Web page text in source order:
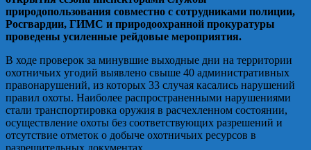
природопользования совместно с сотрудниками полиции,
Росгвардии, ГИМС и природоохранной прокуратуры
проведены усиленные рейдовые мероприятия.
В ходе проверок за минувшие выходные дни на территории
охотничьих угодий выявлено свыше 40 административных
правонарушений, из которых 33 случая касались нарушений
правил охоты. Наиболее распространенными нарушениями
стали транспортировка оружия в расчехленном состоянии,
осуществление охоты без соответствующих разрешений и
отсутствие отметок о добыче охотничьих ресурсов в